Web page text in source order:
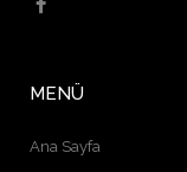
MENÜ
Ana Sayfa